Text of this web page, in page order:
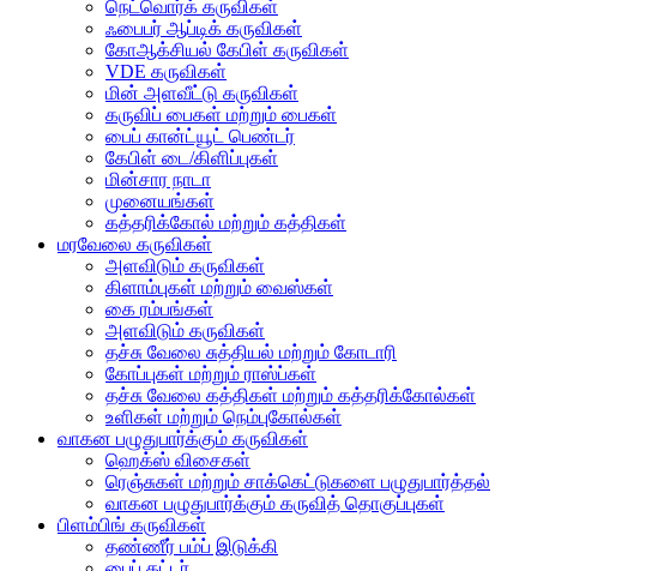
நெட்வொர்க் கருவிகள்
ஃபைபர் ஆப்டிக் கருவிகள்
கோஆக்சியல் கேபிள் கருவிகள்
VDE கருவிகள்
மின் அளவீட்டு கருவிகள்
கருவிப் பைகள் மற்றும் பைகள்
பைப் கான்ட்யூட் பெண்டர்
கேபிள் டை/கிளிப்புகள்
மின்சார நாடா
முனையங்கள்
கத்தரிக்கோல் மற்றும் கத்திகள்
மரவேலை கருவிகள்
அளவிடும் கருவிகள்
கிளாம்புகள் மற்றும் வைஸ்கள்
கை ரம்பங்கள்
அளவிடும் கருவிகள்
தச்சு வேலை சுத்தியல் மற்றும் கோடாரி
கோப்புகள் மற்றும் ராஸ்ப்கள்
தச்சு வேலை கத்திகள் மற்றும் கத்தரிக்கோல்கள்
உளிகள் மற்றும் நெம்புகோல்கள்
வாகன பழுதுபார்க்கும் கருவிகள்
ஹெக்ஸ் விசைகள்
ரெஞ்சுகள் மற்றும் சாக்கெட்டுகளை பழுதுபார்த்தல்
வாகன பழுதுபார்க்கும் கருவித் தொகுப்புகள்
பிளம்பிங் கருவிகள்
தண்ணீர் பம்ப் இடுக்கி